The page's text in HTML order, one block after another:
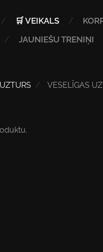
🛒 VEIKALS
JAUNIEŠU TRENIŅI
VESELĪGAS